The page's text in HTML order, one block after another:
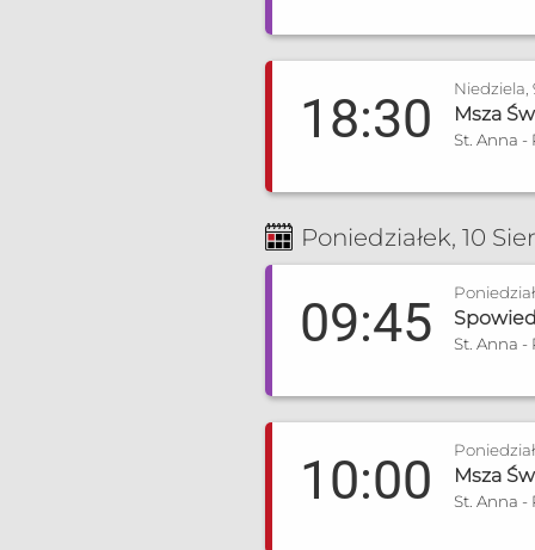
18:30 Niedziela,
Msza
St. Anna -
Poniedziałek, 10
09:45 St. Anna -
10:00 Msza
St. Anna -